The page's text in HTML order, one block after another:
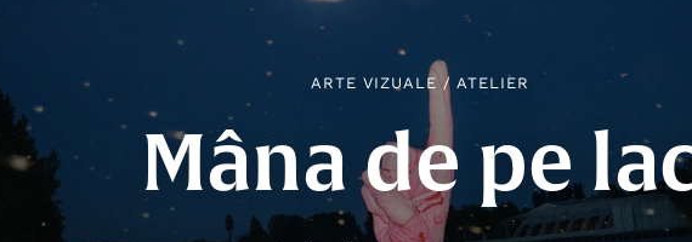
ARTE VIZUALE /ATELIER
Mâna de pe